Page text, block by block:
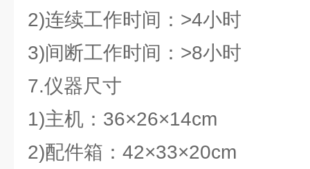
2)连续工作时间：>4小时
3)间断工作时间：>8小时
7.仪器尺寸
1)主机：36×26×14cm
2)配件箱：42×33×20cm